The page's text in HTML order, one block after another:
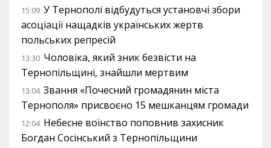
15:09 У Тернополі відбудуться установчі збори
асоціації нащадків українських жертв
польських репресій
13:30 Чоловіка, який зник безвісти на
Тернопільщині, знайшли мертвим
13:04 Звання «Почесний громадянин міста
Тернополя» присвоєно 15 мешканцям громади
12:04 Небесне воїнство поповнив захисник
Богдан Сосінський з Тернопільщини